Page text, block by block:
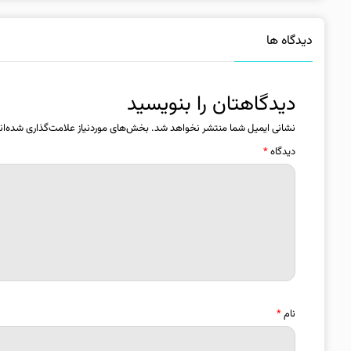
دیدگاه ها
دیدگاهتان را بنویسید
نشانی ایمیل شما منتشر نخواهد شد. بخش‌های موردنیاز علامت‌گذاری
دیدگاه*
نام*